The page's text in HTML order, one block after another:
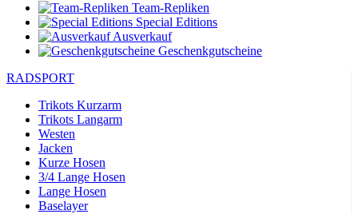
Team-Repliken
Special Editions
Ausverkauf
Geschenkgutscheine
RADSPORT
Trikots Kurzarm
Trikots Langarm
Westen
Jacken
Kurze Hosen
3/4 Lange Hosen
Lange Hosen
Baselayer